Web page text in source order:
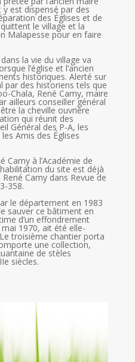
y est dispensé par des
des Églises et de
le village et la
Malapesse pour en faire
la vie du village va
l’église et l’ancien
historiques. Alerté sur
par des historiens tels que
Chala, René Camy, maire
ailleurs conseiller général
la cheville ouvrière
qui réunit des
Général des P-A, les
Amis des Églises
Camy à l’Académie de
du site est déjà
Camy dans Revue de
358.
le département en 1983
sauver ce bâtiment en
d’un effondrement
1970, ait été elle-
troisième chantier porta
une collection,
de stèles
siècles.